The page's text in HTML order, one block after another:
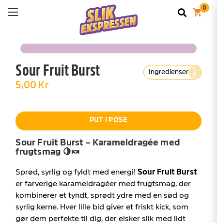
Sour Fruit Burst
5,00 Kr
Ingredienser
Sour Fruit Burst – Karameldragée med
frugtsmag 🍋🍬
Sprød, syrlig og fyldt med energi!Sour Fruit Burst
er farverige karameldragéer med frugtsmag, der
kombinerer et tyndt, sprødt ydre med en sød og
syrlig kerne. Hver lille bid giver et friskt kick, som
gør dem perfekte til dig, der elsker slik med lidt
PUT I POSE